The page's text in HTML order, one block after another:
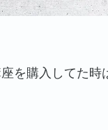
を購入してた時